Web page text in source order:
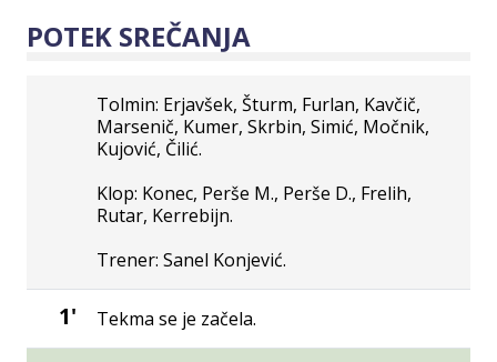
POTEK SREČANJA
Tolmin: Erjavšek, Šturm, Furlan, Kavčič,
Marsenič, Kumer, Skrbin, Simić, Močnik,
Kujović, Čilić.
Klop: Konec, Perše M., Perše D., Frelih,
Rutar, Kerrebijn.
Trener: Sanel Konjević.
1' Tekma se je začela.